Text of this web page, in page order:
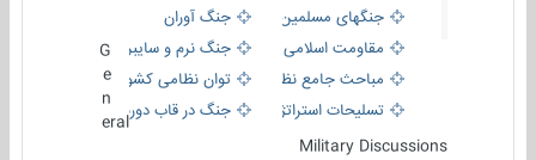
جنگهای مسلمین
جنگ آوران
مقاومت اسلامی
جنگ نرم و سایبری
مباحث جامع نظامی
توان نظامی کشورها
تسلیحات استراتژیک
جنگ در قاب دوربین
eral
Military Discussions